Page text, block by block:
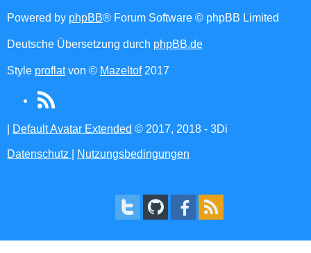
Powered by phpBB® Forum Software © phpBB Limited
Deutsche Übersetzung durch phpBB.de
Style proflatvon © Mazeltof2017
RSS
(Opens
Default Avatar Extended © 2017, 2018 - 3Di
Datenschutz Nutzungsbedingungen